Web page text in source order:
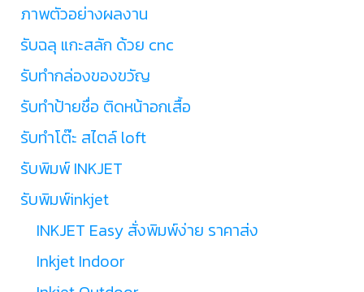
ภาพตัวอย่างผลงาน
รับฉลุ แกะสลัก ด้วย cnc
รับทำกล่องของขวัญ
รับทำป้ายชื่อ ติดหน้าอกเสื้อ
รับทำโต๊ะ สไตล์ loft
รับพิมพ์ INKJET
รับพิมพ์inkjet
INKJET Easy สั่งพิมพ์ง่าย ราคาส่ง
Inkjet Indoor